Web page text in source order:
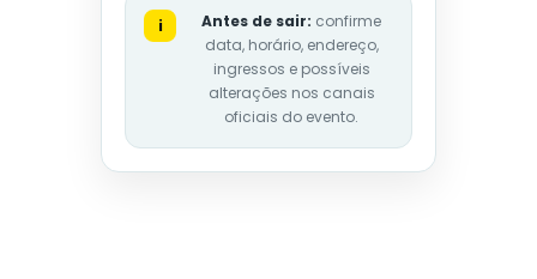
i Antes de sair: confirme
data, horário, endereço,
ingressos e possíveis
alterações nos canais
oficiais do evento.